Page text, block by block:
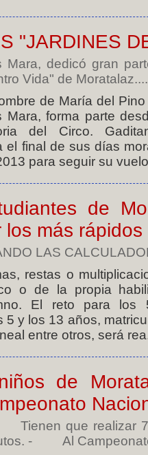
"JARDINES
Mara, dedicó gran
Vida" de Moratalaz....
de María del
Mara, forma parte
del Circo.
el final de sus días
para seguir su
de
los más
LAS
restas o
o de la propia
El reto para los
5 y los 13 años,
entre otros, será
de
que realizar 70
- Al